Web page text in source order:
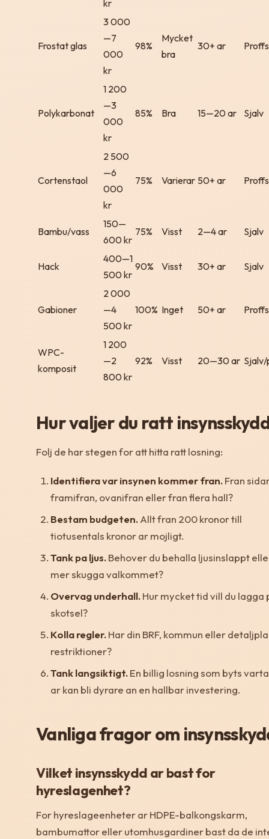
kr
Frostat glas
3 000
—7
000
kr
98%
Mycket
bra
30+ ar Proffs
Polykarbonat
1 200
—3
000
kr
85% Bra 15—20 ar Sjalv
Cortenstaol
2 500
—6
000
kr
75% Varierar 50+ ar Proffs
Bambu/vass
150—
600 kr
75% Visst 2—4 ar Sjalv
Hack
400—1
500 kr
90% Visst 30+ ar Sjalv
Gabioner
2 000
—4
500 kr
100% Inget 50+ ar Proffs
WPC-
komposit
1 200
—2
800 kr
92% Visst 20—30 ar
Hur valjer du ratt
Folj de har stegen for att hitta ratt losning:
Identifiera var insynen kommer fran.Fran
framifran, ovanifran eller fran flera hall?
Bestam budgeten.Allt fran 200 kronor till
tiotusentals kronor ar mojligt.
Tank pa ljus.Behover du behalla ljusinslappt
mer skugga valkommet?
Overvag underhall.Hur mycket tid vill du lagga
skotsel?
Kolla regler.Har din BRF, kommun eller
restriktioner?
Tank langsiktigt.En billig losning som byts
ar kan bli dyrare an en hallbar investering.
Vanliga fragor om
Vilket insynsskydd ar bast for
hyreslagenhet?
For hyreslageenheter ar HDPE-balkongskarm,
bambumattor eller utomhusgardiner bast da de